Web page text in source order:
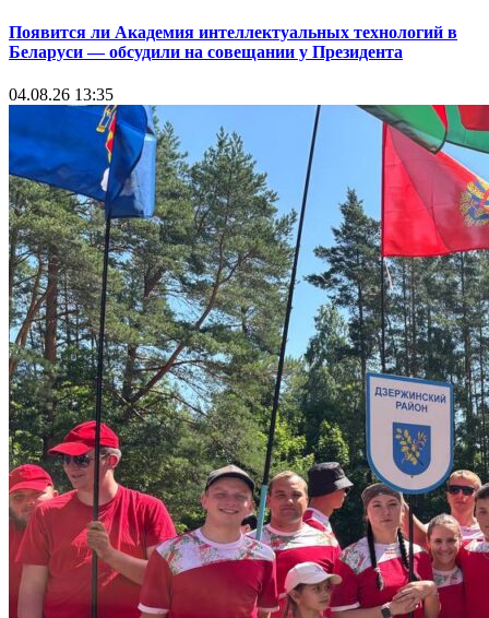
Появится ли Академия интеллектуальных технологий в
Беларуси — обсудили на совещании у Президента
04.08.26 13:35